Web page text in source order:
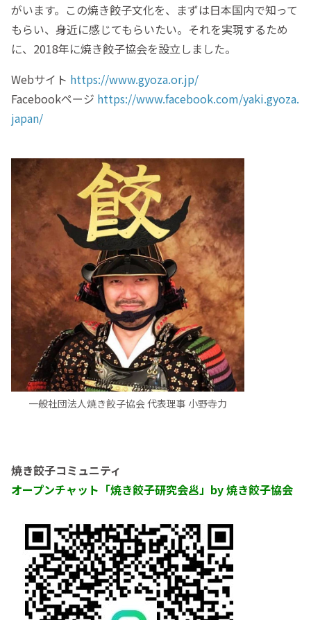
がいます。この焼き餃子文化を、まずは日本国内で知って
もらい、身近に感じてもらいたい。それを実現するため
に、2018年に焼き餃子協会を設立しました。
Webサイト https://www.gyoza.or.jp/
Facebookページ https://www.facebook.com/yaki.gyoza.
japan/
一般社団法人焼き餃子協会 代表理事 小野寺力
焼き餃子コミュニティ
オープンチャット「焼き餃子研究会🥟」by 焼き餃子協会